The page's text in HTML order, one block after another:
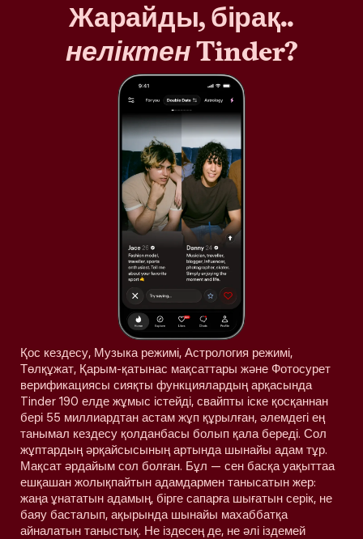
Жарайды, бірақ..
неліктенTinder?
Қос кездесу, Музыка режимі, Астрология режимі,
Төлқұжат, Қарым-қатынас мақсаттары және Фотосурет
верификациясы сияқты функциялардың арқасында
Tinder 190 елде жұмыс істейді, свайпты іске қосқаннан
бері 55 миллиардтан астам жұп құрылған, әлемдегі ең
танымал кездесу қолданбасы болып қала береді. Сол
жұптардың әрқайсысының артында шынайы адам тұр.
Мақсат әрдайым сол болған. Бұл — сен басқа уақыттаа
ешқашан жолықпайтын адамдармен танысатын жер:
жаңа ұнататын адамың, бірге сапарға шығатын серік, не
баяу басталып, ақырында шынайы махаббатқа
айналатын таныстық. Не іздесең де, не әлі іздемей